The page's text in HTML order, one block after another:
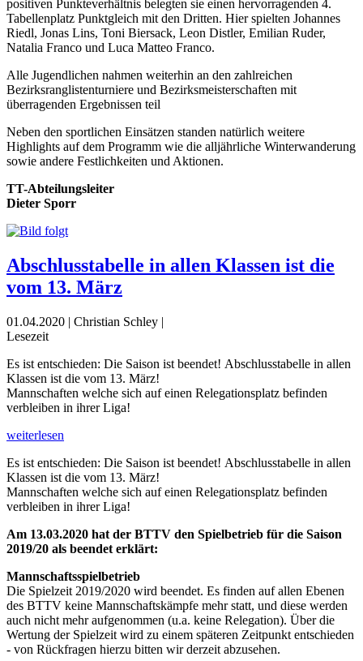
positiven Punkteverhältnis belegten sie einen hervorragenden 4.
Tabellenplatz Punktgleich mit den Dritten. Hier spielten Johannes
Riedl, Jonas Lins, Toni Biersack, Leon Distler, Emilian Ruder,
Natalia Franco und Luca Matteo Franco.
Alle Jugendlichen nahmen weiterhin an den zahlreichen
Bezirksranglistenturniere und Bezirksmeisterschaften mit
überragenden Ergebnissen teil
Neben den sportlichen Einsätzen standen natürlich weitere
Highlights auf dem Programm wie die alljährliche Winterwanderung
sowie andere Festlichkeiten und Aktionen.
TT-Abteilungsleiter
Dieter Sporr
Abschlusstabelle in allen Klassen ist die
vom 13. März
01.04.2020 | Christian Schley |
Lesezeit
Es ist entschieden: Die Saison ist beendet! Abschlusstabelle in allen
Klassen ist die vom 13. März!
Mannschaften welche sich auf einen Relegationsplatz befinden
verbleiben in ihrer Liga!
weiterlesen
Es ist entschieden: Die Saison ist beendet! Abschlusstabelle in allen
Klassen ist die vom 13. März!
Mannschaften welche sich auf einen Relegationsplatz befinden
verbleiben in ihrer Liga!
Am 13.03.2020 hat der BTTV den Spielbetrieb für die Saison
2019/20 als beendet erklärt:
Mannschaftsspielbetrieb
Die Spielzeit 2019/2020 wird beendet. Es finden auf allen Ebenen
des BTTV keine Mannschaftskämpfe mehr statt, und diese werden
auch nicht mehr aufgenommen (u.a. keine Relegation). Über die
Wertung der Spielzeit wird zu einem späteren Zeitpunkt entschieden
- von Rückfragen hierzu bitten wir derzeit abzusehen.